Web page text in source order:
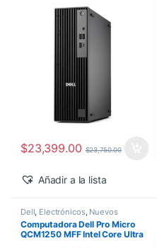
Windows 11 Pro
$23,399.00 $23,750.00
Añadir a la lista
Dell Electrónicos, Nuevos
Productos
Computadora Dell Pro Micro
QCM1250 MFF Intel Core Ultra